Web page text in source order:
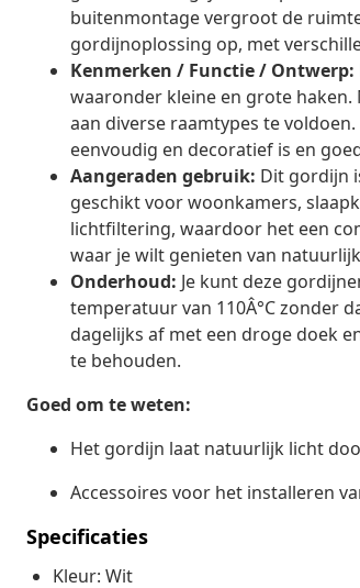
buitenmontage vergroot de
gordijnoplossing op, met
Kenmerken / Functie / Ontwerp:
waaronder kleine en grote
aan diverse raamtypes te
eenvoudig en decoratief is en
Aangeraden gebruik: Dit gordijn
geschikt voor woonkamers,
lichtfiltering, waardoor het een
waar je wilt genieten van
Onderhoud: Je kunt deze
temperatuur van 110Â°C zonder
dagelijks af met een droge doek
te behouden.
Goed om te weten:
Het gordijn laat natuurlijk licht
Accessoires voor het installeren
Specificaties
Kleur: Wit